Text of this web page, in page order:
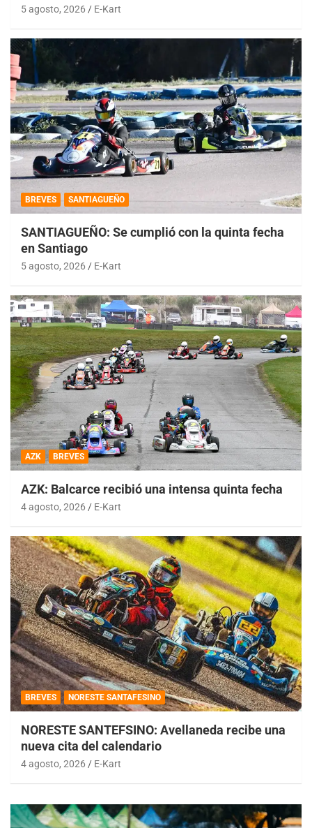
5 agosto, 2026 E-Kart
BREVES SANTIAGUEÑO
SANTIAGUEÑO: Se cumplió con la quinta fecha
en Santiago
5 agosto, 2026 E-Kart
AZK BREVES
AZK: Balcarce recibió una intensa quinta fecha
4 agosto, 2026 E-Kart
BREVES NORESTE SANTAFESINO
NORESTE SANTEFSINO: Avellaneda recibe una
nueva cita del calendario
4 agosto, 2026 E-Kart